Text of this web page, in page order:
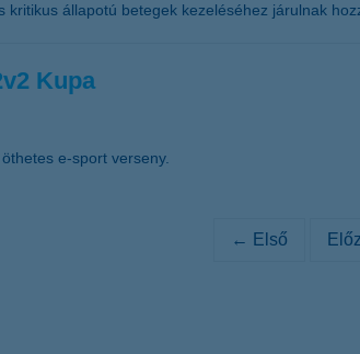
állapotú betegek kezeléséhez járulnak
Kupa
e-sport verseny.
← Első